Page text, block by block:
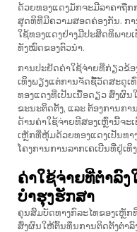
ດ້ວຍທອງແດງມັກຈະມີລາຄາຖືກ
ສຸດທິທີ່ມີຄວາມສອດຄ່ອງກັນ. ກ
ໃຊ້ທອງແດງຢ່າງມີປະສິດທິພາ
ທັງໝົດຂອງຕົວນຳ.
ການປະຢັດຄ່າໃຊ້ຈ່າຍທີ່ກ່ຽວຂ້
ເທິງພຽງແຕ່ການຈັດຊື້ວັດສະດຸ
ທອງແດງທີ່ເປັນເນື້ອດຽວ ສົ່ງຜົນ
ຂະນະຕິດຕັ້ງ, ແລະ ຕ້ອງການກ
ດ້ານຄ່າໃຊ້ຈ່າຍທີສອງເຫຼົ່ານີ້ຈະ
ເຫຼັກທີ່ຫຸ້ມດ້ວຍທອງແດງເປັນທາ
ໂຄງການການລາກເຄເບີນທີ່ຢູ່ເ
ຄ່າໃຊ້ຈ່າຍທີ່ຕ່ຳລົ
ບໍາຮຸງຮັກສາ
ຄຸນສົມບັດທາງກົລະໄທຂອງເຫຼັ
ສົ່ງຜົນໃຫ້ຕົ້ນທຶນການຕິດຕັ້ງຕ່ຳ